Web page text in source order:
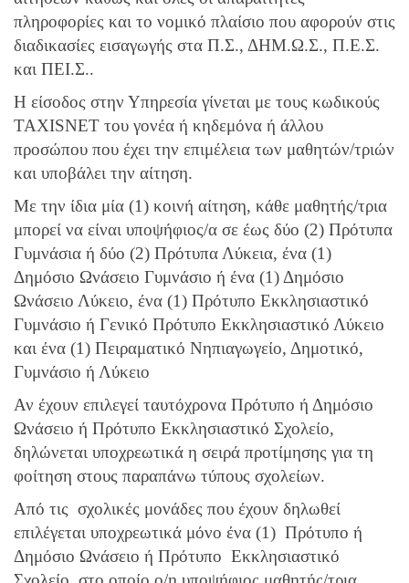
πληροφορίες και το νομικό πλαίσιο που αφορούν στις
διαδικασίες εισαγωγής στα Π.Σ., ΔΗΜ.Ω.Σ., Π.Ε.Σ.
και ΠΕΙ.Σ..
H είσοδος στην Υπηρεσία γίνεται με τους κωδικούς
TAXISNET του γονέα ή κηδεμόνα ή άλλου
προσώπου που έχει την επιμέλεια των μαθητών/τριών
και υποβάλει την αίτηση.
Με την ίδια μία (1) κοινή αίτηση, κάθε μαθητής/τρια
μπορεί να είναι υποψήφιος/α σε έως δύο (2) Πρότυπα
Γυμνάσια ή δύο (2) Πρότυπα Λύκεια, ένα (1)
Δημόσιο Ωνάσειο Γυμνάσιο ή ένα (1) Δημόσιο
Ωνάσειο Λύκειο, ένα (1) Πρότυπο Εκκλησιαστικό
Γυμνάσιο ή Γενικό Πρότυπο Εκκλησιαστικό Λύκειο
και ένα (1) Πειραματικό Νηπιαγωγείο, Δημοτικό,
Γυμνάσιο ή Λύκειο
Αν έχουν επιλεγεί ταυτόχρονα Πρότυπο ή Δημόσιο
Ωνάσειο ή Πρότυπο Εκκλησιαστικό Σχολείο,
δηλώνεται υποχρεωτικά η σειρά προτίμησης για τη
φοίτηση στους παραπάνω τύπους σχολείων.
Από τις σχολικές μονάδες που έχουν δηλωθεί
επιλέγεται υποχρεωτικά μόνο ένα (1) Πρότυπο ή
Δημόσιο Ωνάσειο ή Πρότυπο Εκκλησιαστικό